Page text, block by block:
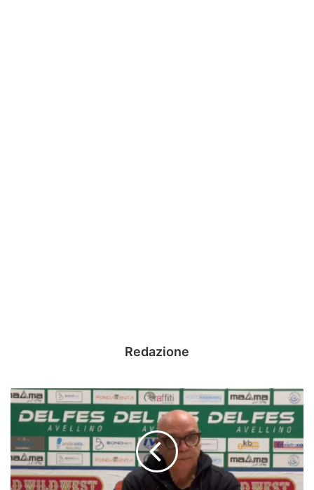
Redazione
Del
Fes,
Crotti:
"Cerchiamo
un
tiratore
sul